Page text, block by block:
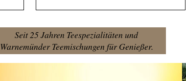
Seit 25 Jahren Teespezialitäten und
Warnemünder Teemischungen für Genießer.